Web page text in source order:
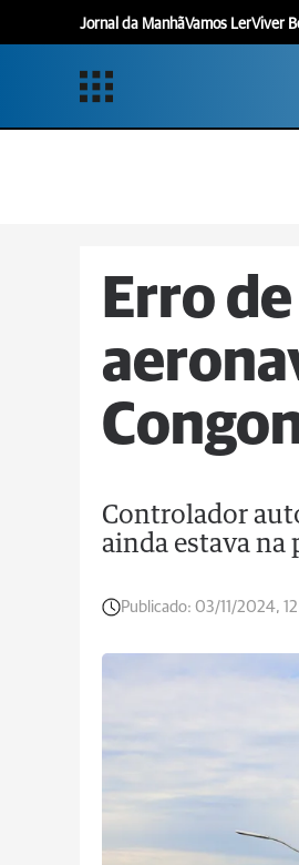
Jornal da ManhãVamos LerViver
Erro
Controlador
ainda estava na
Publicado: 03/11/2024,